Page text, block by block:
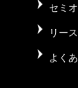
セミ
リー
よく